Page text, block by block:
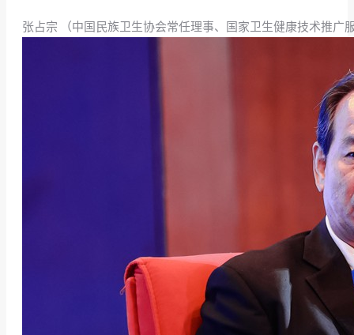
张占宗 （中国民族卫生协会常任理事、国家卫生健康技术推广